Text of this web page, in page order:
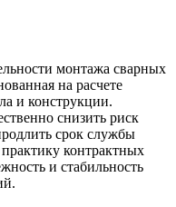
монтажа сварных
на расчете
и конструкции.
снизить риск
срок службы
контрактных
и стабильность